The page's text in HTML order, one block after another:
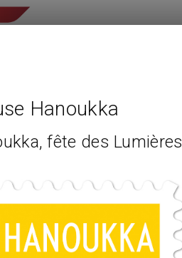
Hanoukka
fête des Lumières